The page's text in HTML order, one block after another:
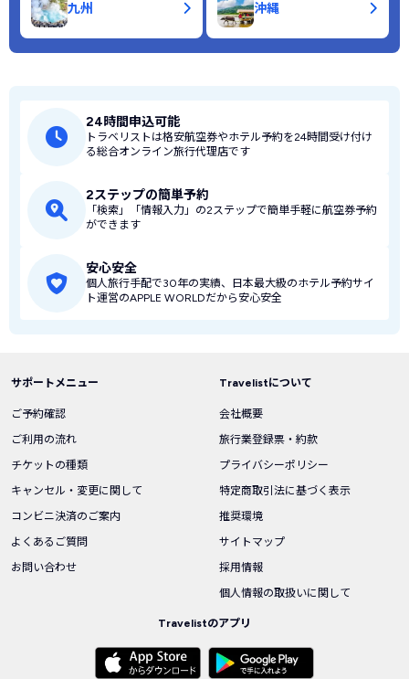
九州 沖縄
24時間申込可能
トラベリストは格安航空券やホテル予約を24時間受け付け
る総合オンライン旅行代理店です
2ステップの簡単予約
「検索」「情報入力」の2ステップで簡単手軽に航空券予約
ができます
安心安全
個人旅行手配で30年の実績、日本最大級のホテル予約サイ
ト運営のAPPLE WORLDだから安心安全
サポートメニュー
ご予約確認
ご利用の流れ
チケットの種類
キャンセル・変更に関して
コンビニ決済のご案内
よくあるご質問
お問い合わせ
Travelistについて
会社概要
旅行業登録票・約款
プライバシーポリシー
特定商取引法に基づく表示
推奨環境
サイトマップ
採用情報
個人情報の取扱いに関して
Travelistのアプリ